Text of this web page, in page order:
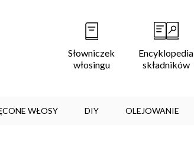
Słowniczek
włosingu
Encyklopedia
składników
WŁOSY DIY OLEJOWANIE